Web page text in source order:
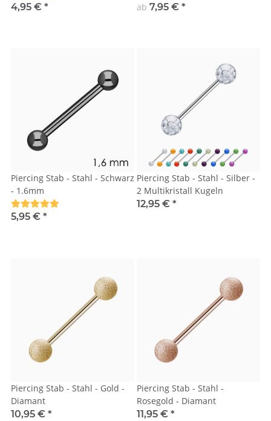
4,95 € *
ab 7,95 € *
Piercing Stab - Stahl - Schwarz
- 1.6mm
5,95 € *
Piercing Stab - Stahl - Silber -
2 Multikristall Kugeln
12,95 € *
Piercing Stab - Stahl - Gold -
Diamant
10,95 € *
Piercing Stab - Stahl -
Rosegold - Diamant
11,95 € *